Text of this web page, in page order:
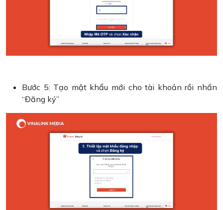
Bước 5: Tạo mật khẩu mới cho tài khoản rồi nhấn
“Đăng ký”